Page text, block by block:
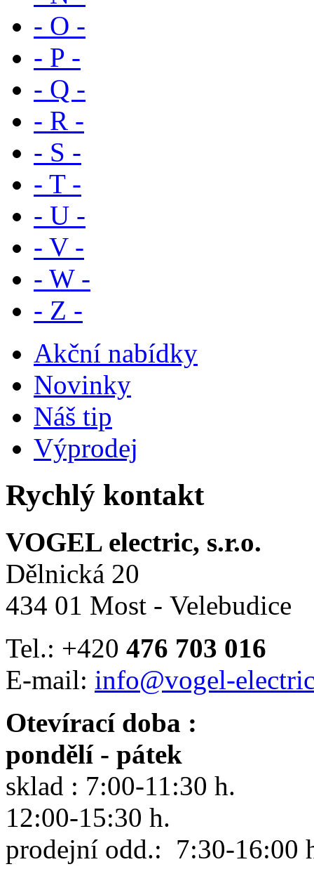
- O -
- P -
- Q -
- R -
- S -
- T -
- U -
- V -
- W -
- Z -
Akční nabídky
Novinky
Náš tip
Výprodej
Rychlý kontakt
VOGEL electric, s.r.o.
Dělnická 20
434 01 Most - Velebudice
Tel.: +420 476 703 016
E-mail: info@vogel-
Otevírací doba :
pondělí - pátek
sklad : 7:00-11:30 h.
12:00-15:30 h.
prodejní odd.: 7:30-16:00